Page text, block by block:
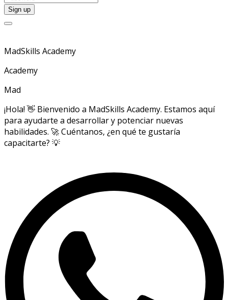
MadSkills Academy
Academy
Mad
¡Hola! 👋 Bienvenido a MadSkills Academy. Estamos aquí
para ayudarte a desarrollar y potenciar nuevas
habilidades. 🚀 Cuéntanos, ¿en qué te gustaría
capacitarte? 💡